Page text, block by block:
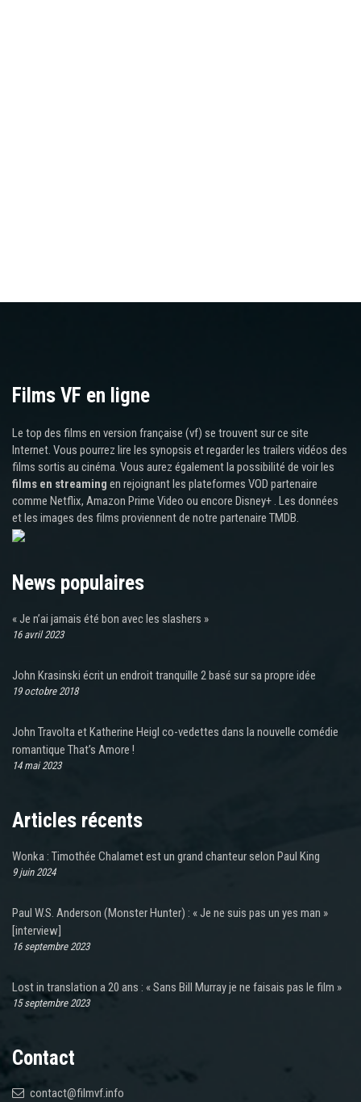
Films VF en ligne
Le top des films en version française (vf) se trouvent sur ce site
Internet. Vous pourrez lire les synopsis et regarder les trailers vidéos des
films sortis au cinéma. Vous aurez également la possibilité de voir les
films en streaming en rejoignant les plateformes VOD partenaire
comme Netflix, Amazon Prime Video ou encore Disney+ . Les données
et les images des films proviennent de notre partenaire TMDB.
News populaires
« Je n’ai jamais été bon avec les slashers »
16 avril 2023
John Krasinski écrit un endroit tranquille 2 basé sur sa propre idée
19 octobre 2018
John Travolta et Katherine Heigl co-vedettes dans la nouvelle comédie
romantique That’s Amore !
14 mai 2023
Articles récents
Wonka : Timothée Chalamet est un grand chanteur selon Paul King
9 juin 2024
Paul W.S. Anderson (Monster Hunter) : « Je ne suis pas un yes man »
[interview]
16 septembre 2023
Lost in translation a 20 ans : « Sans Bill Murray je ne faisais pas le film »
15 septembre 2023
Contact
contact@filmvf.info